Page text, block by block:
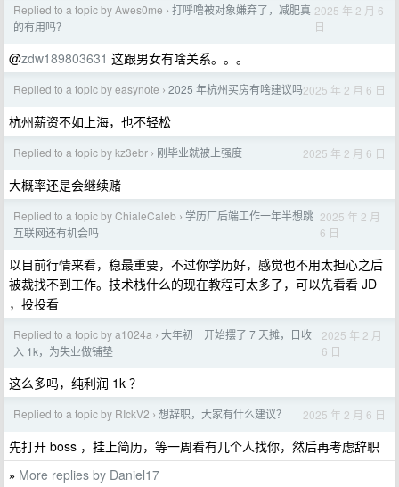
Replied to a topic by Awes0me › 打呼噜被对象嫌弃了，减肥真
的有用吗？
2025 年 2 月 6
日
@zdw189803631 这跟男女有啥关系。。。
Replied to a topic by easynote › 2025 年杭州买房有啥建议吗2025 年 2 月 6 日
杭州薪资不如上海，也不轻松
Replied to a topic by kz3ebr › 刚毕业就被上强度 2025 年 2 月 6 日
大概率还是会继续赌
Replied to a topic by ChialeCaleb › 学历厂后端工作一年半想跳
互联网还有机会吗
2025 年 2 月
6 日
以目前行情来看，稳最重要，不过你学历好，感觉也不用太担心之后
被裁找不到工作。技术栈什么的现在教程可太多了，可以先看看 JD
，投投看
Replied to a topic by a1024a › 大年初一开始摆了 7 天摊，日收
入 1k，为失业做铺垫
2025 年 2 月
6 日
这么多吗，纯利润 1k ？
Replied to a topic by RIckV2 › 想辞职，大家有什么建议？ 2025 年 2 月 6 日
先打开 boss ，挂上简历，等一周看有几个人找你，然后再考虑辞职
» More replies by Daniel17